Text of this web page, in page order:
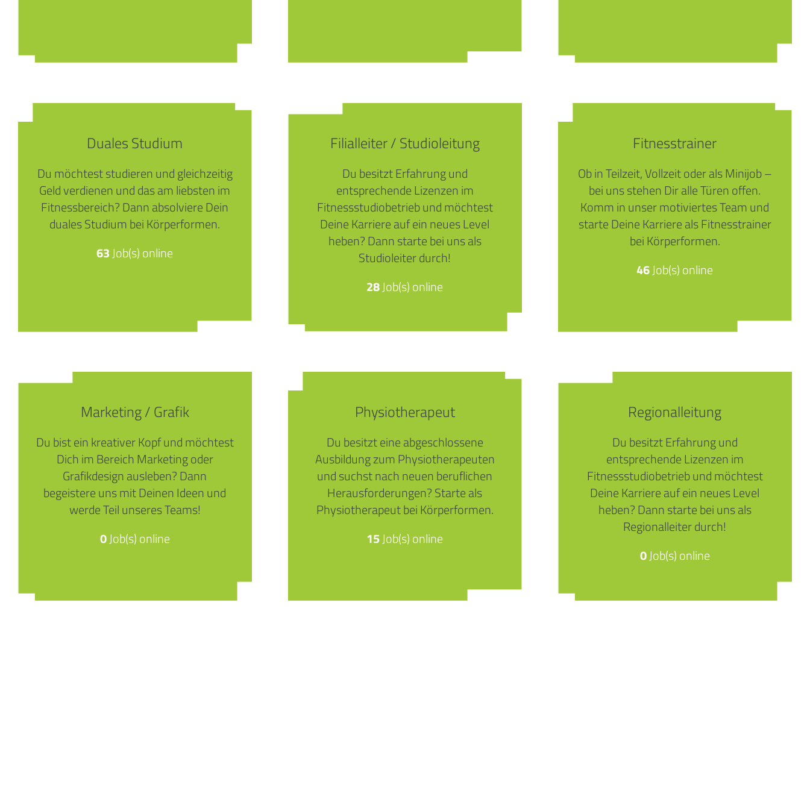
Duales Studium
Du möchtest studieren und gleichzeitig
Geld verdienen und das am liebsten im
Fitnessbereich? Dann absolviere Dein
duales Studium bei Körperformen.
63Job(s) online
Filialleiter / Studioleitung
Du besitzt Erfahrung und
entsprechende Lizenzen im
Fitnessstudiobetrieb und möchtest
Deine Karriere auf ein neues Level
heben? Dann starte bei uns als
Studioleiter durch!
28Job(s) online
Fitnesstrainer
Ob in Teilzeit, Vollzeit oder als Minijob –
bei uns stehen Dir alle Türen offen.
Komm in unser motiviertes Team und
starte Deine Karriere als Fitnesstrainer
bei Körperformen.
46Job(s) online
Marketing / Grafik
Du bist ein kreativer Kopf und möchtest
Dich im Bereich Marketing oder
Grafikdesign ausleben? Dann
begeistere uns mit Deinen Ideen und
werde Teil unseres Teams!
0Job(s) online
Physiotherapeut
Du besitzt eine abgeschlossene
Ausbildung zum Physiotherapeuten
und suchst nach neuen beruflichen
Herausforderungen? Starte als
Physiotherapeut bei Körperformen.
15Job(s) online
Regionalleitung
Du besitzt Erfahrung und
entsprechende Lizenzen im
Fitnessstudiobetrieb und möchtest
Deine Karriere auf ein neues Level
heben? Dann starte bei uns als
Regionalleiter durch!
0Job(s) online